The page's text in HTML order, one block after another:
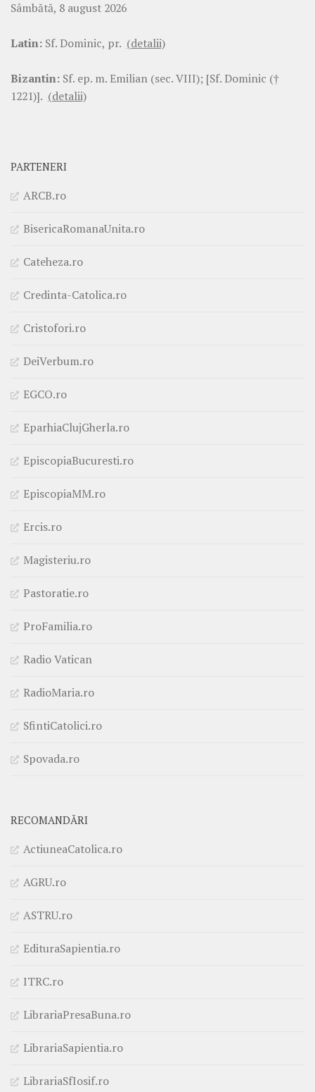
Sâmbătă, 8 august 2026
Latin: Sf. Dominic, pr. (detalii)
Bizantin: Sf. ep. m. Emilian (sec. VIII); [Sf. Dominic (†
1221)]. (detalii)
PARTENERI
ARCB.ro
BisericaRomanaUnita.ro
Cateheza.ro
Credinta-Catolica.ro
Cristofori.ro
DeiVerbum.ro
EGCO.ro
EparhiaClujGherla.ro
EpiscopiaBucuresti.ro
EpiscopiaMM.ro
Ercis.ro
Magisteriu.ro
Pastoratie.ro
ProFamilia.ro
Radio Vatican
RadioMaria.ro
SfintiCatolici.ro
Spovada.ro
RECOMANDĂRI
ActiuneaCatolica.ro
AGRU.ro
ASTRU.ro
EdituraSapientia.ro
ITRC.ro
LibrariaPresaBuna.ro
LibrariaSapientia.ro
LibrariaSfIosif.ro